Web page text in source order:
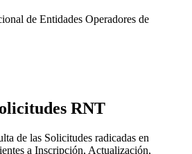
de Entidades Operadores de
RNT
de las Solicitudes radicadas en
a Inscripción, Actualización,